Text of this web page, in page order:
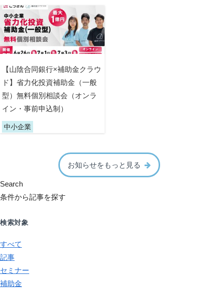
【山陰合同銀行×補助金クラウ
ド】省力化投資補助金（一般
型）無料個別相談会（オンラ
イン・事前申込制）
中小企業
お知らせをもっと見る
Search
条件から記事を探す
検索対象
すべて
記事
セミナー
補助金